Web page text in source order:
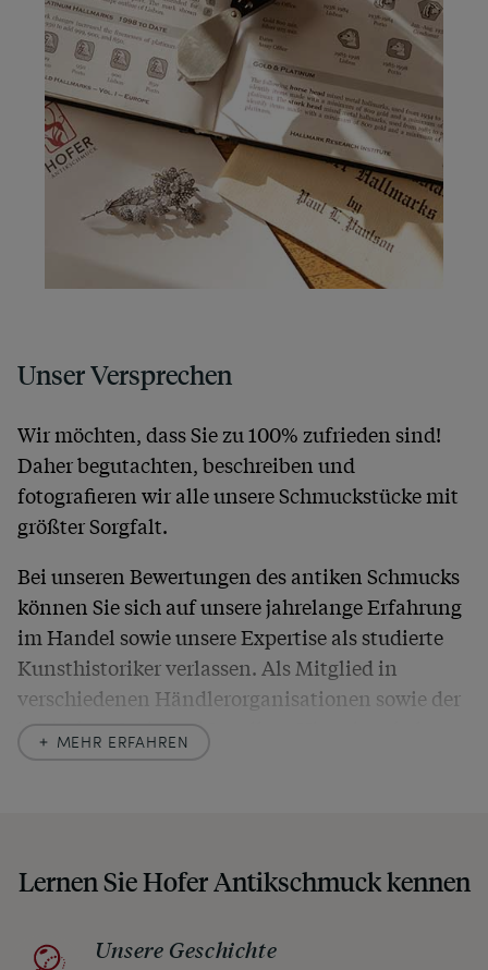
Unser Versprechen
Wir möchten, dass Sie zu 100% zufrieden sind!
Daher begutachten, beschreiben und
fotografieren wir alle unsere Schmuckstücke mit
größter Sorgfalt.
Bei unseren Bewertungen des antiken Schmucks
können Sie sich auf unsere jahrelange Erfahrung
im Handel sowie unsere Expertise als studierte
Kunsthistoriker verlassen. Als Mitglied in
verschiedenen Händlerorganisationen sowie der
Sie, wenn unser Paket zu Ihnen kommt, keine
müssen.
MEHR ERFAHREN
Lernen Sie Hofer Antikschmuck kennen
Unsere Geschichte